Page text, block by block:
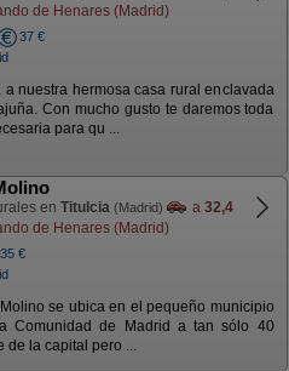
de Henares (Madrid)
37 €
a nuestra hermosa casa rural enclavada
Con mucho gusto te daremos toda
para qu ...
en Titulcia (Madrid) a 32,4
de Henares (Madrid)
35 €
se ubica en el pequeño municipio
Comunidad de Madrid a tan sólo 40
de la capital pero ...